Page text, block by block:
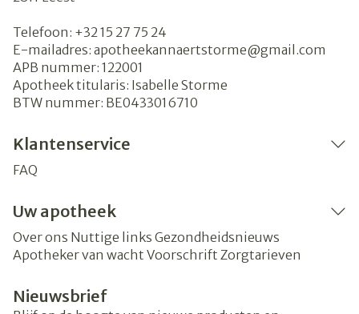
Telefoon: +32 15 27 75 24
E-mailadres: apotheekannaertstorme@gmail.com
APB nummer: 122001
Apotheek titularis: Isabelle Storme
BTW nummer: BE0433016710
Klantenservice
FAQ
Uw apotheek
Over ons Nuttige links Gezondheidsnieuws
Apotheker van wacht Voorschrift Zorgtarieven
Nieuwsbrief